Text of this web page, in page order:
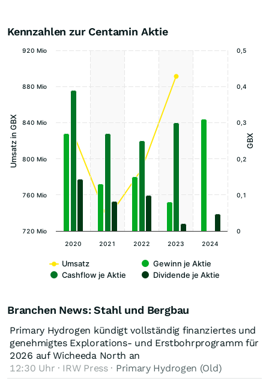
Kennzahlen zur Centamin Aktie
Umsatz in GBX GBX
Umsatz
Gewinn je Aktie
Cashflow je Aktie
Dividende je Aktie
2020 2021 2022 2023 2024
720 Mio
760 Mio
800 Mio
840 Mio
880 Mio
920 Mio
0
0,1
0,2
0,3
0,4
0,5
Branchen News: Stahl und Bergbau
Primary Hydrogen kündigt vollständig finanziertes und
genehmigtes Explorations- und Erstbohrprogramm für
2026 auf Wicheeda North an
12:30 Uhr · IRW Press · Primary Hydrogen (Old)